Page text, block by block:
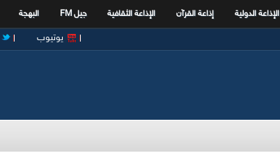
الإذاعة الدولية إذاعة القرآن الإذاعة الثقافية جيل FM البهجة
يوتيوب